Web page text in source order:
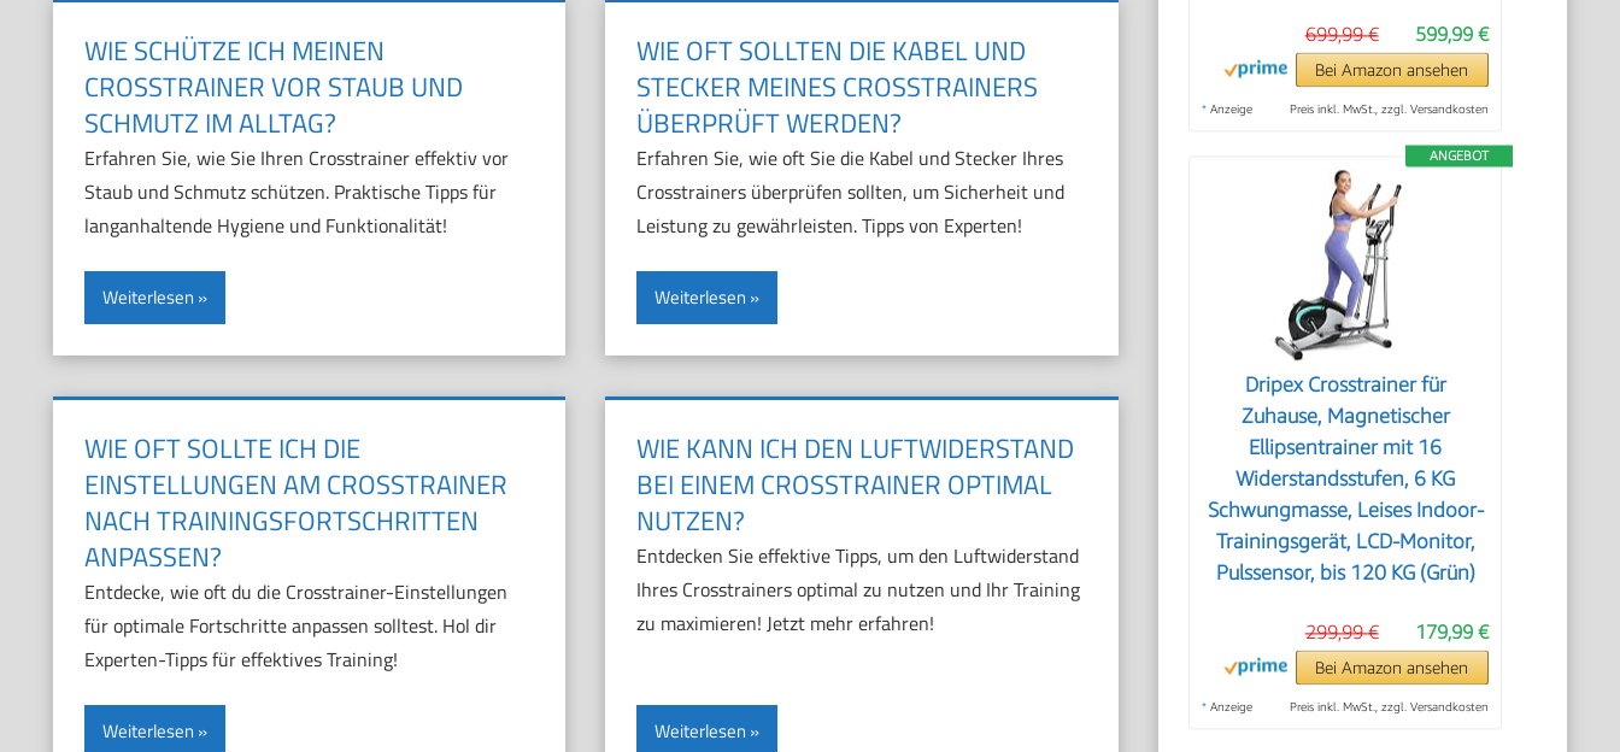
WIE SCHÜTZE ICH MEINEN
CROSSTRAINER VOR STAUB UND
SCHMUTZ IM ALLTAG?
Erfahren Sie, wie Sie Ihren Crosstrainer effektiv vor
Staub und Schmutz schützen. Praktische Tipps für
langanhaltende Hygiene und Funktionalität!
Weiterlesen
WIE OFT SOLLTEN DIE KABEL UND
STECKER MEINES CROSSTRAINERS
ÜBERPRÜFT WERDEN?
Erfahren Sie, wie oft Sie die Kabel und Stecker Ihres
Crosstrainers überprüfen sollten, um Sicherheit und
Leistung zu gewährleisten. Tipps von Experten!
Weiterlesen
WIE OFT SOLLTE ICH DIE
EINSTELLUNGEN AM CROSSTRAINER
NACH TRAININGSFORTSCHRITTEN
ANPASSEN?
Entdecke, wie oft du die Crosstrainer-Einstellungen
für optimale Fortschritte anpassen solltest. Hol dir
Experten-Tipps für effektives Training!
Weiterlesen
WIE KANN ICH DEN LUFTWIDERSTAND
BEI EINEM CROSSTRAINER OPTIMAL
NUTZEN?
Entdecken Sie effektive Tipps, um den Luftwiderstand
Ihres Crosstrainers optimal zu nutzen und Ihr Training
zu maximieren! Jetzt mehr erfahren!
Weiterlesen
599,99 €
699,99 €
Bei Amazon ansehen
* Anzeige Preis inkl. MwSt., zzgl. Versandkosten
ANGEBOT
Dripex Crosstrainer für
Zuhause, Magnetischer
Ellipsentrainer mit 16
Widerstandsstufen, 6 KG
Schwungmasse, Leises Indoor-
Trainingsgerät, LCD-Monitor,
Pulssensor, bis 120 KG (Grün)
179,99 €
299,99 €
Bei Amazon ansehen
* Anzeige Preis inkl. MwSt., zzgl. Versandkosten